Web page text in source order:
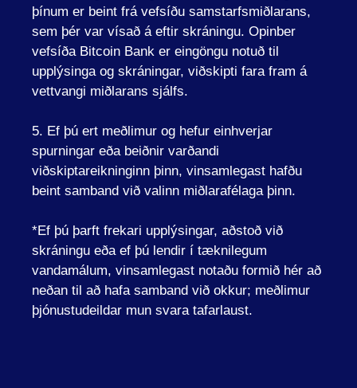
þínum er beint frá vefsíðu samstarfsmiðlarans,
sem þér var vísað á eftir skráningu. Opinber
vefsíða Bitcoin Bank er eingöngu notuð til
upplýsinga og skráningar, viðskipti fara fram á
vettvangi miðlarans sjálfs.
5. Ef þú ert meðlimur og hefur einhverjar
spurningar eða beiðnir varðandi
viðskiptareikninginn þinn, vinsamlegast hafðu
beint samband við valinn miðlarafélaga þinn.
*Ef þú þarft frekari upplýsingar, aðstoð við
skráningu eða ef þú lendir í tæknilegum
vandamálum, vinsamlegast notaðu formið hér að
neðan til að hafa samband við okkur; meðlimur
þjónustudeildar mun svara tafarlaust.